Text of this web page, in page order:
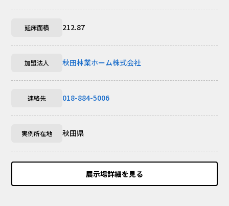
延床面積 212.87
加盟法人 秋田林業ホーム株式会社
連絡先 018-884-5006
実例所在地 秋田県
展示場詳細を見る